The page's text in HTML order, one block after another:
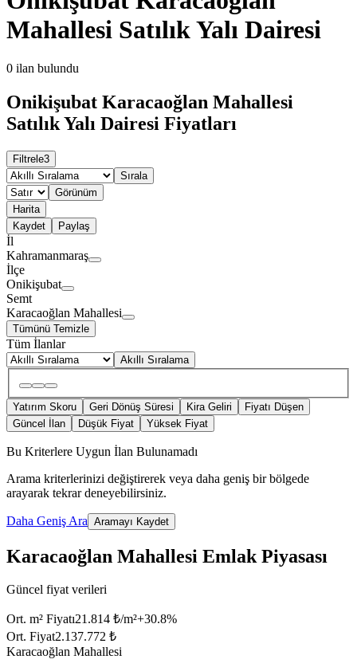
Mahallesi Satılık Yalı Dairesi
0 ilan bulundu
Onikişubat Karacaoğlan Mahallesi
Satılık Yalı Dairesi Fiyatları
Filtrele3
Sırala
Görünüm
Harita
Kaydet
Paylaş
İl
Kahramanmaraş
İlçe
Onikişubat
Semt
Karacaoğlan Mahallesi
Tümünü Temizle
Tüm İlanlar
Akıllı Sıralama
Yatırım Skoru Geri Dönüş Süresi Kira Geliri
Fiyatı Düşen
Güncel İlan
Düşük Fiyat Yüksek Fiyat
Bu Kriterlere Uygun İlan Bulunamadı
Arama kriterlerinizi değiştirerek veya daha geniş bir bölgede
arayarak tekrar deneyebilirsiniz.
Daha Geniş Ara Aramayı Kaydet
Karacaoğlan Mahallesi Emlak Piyasası
Güncel fiyat verileri
Ort. m² Fiyatı21.814 ₺/m²+30.8%
Ort. Fiyat2.137.772 ₺
Karacaoğlan Mahallesi